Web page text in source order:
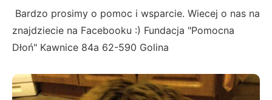
Bardzo prosimy o pomoc i wsparcie. Wiecej o nas na
znajdziecie na Facebooku :) Fundacja "Pomocna
Dłoń" Kawnice 84a 62-590 Golina